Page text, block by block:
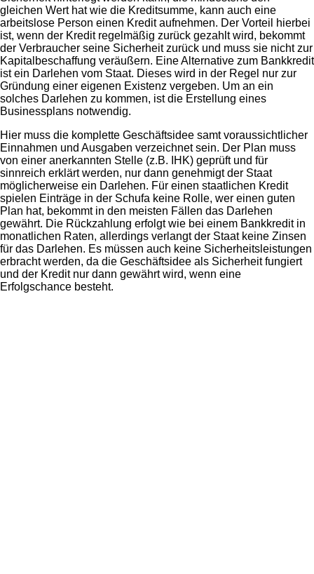
gleichen Wert hat wie die Kreditsumme, kann auch eine
arbeitslose Person einen Kredit aufnehmen. Der Vorteil hierbei
ist, wenn der Kredit regelmäßig zurück gezahlt wird, bekommt
der Verbraucher seine Sicherheit zurück und muss sie nicht zur
Kapitalbeschaffung veräußern. Eine Alternative zum Bankkredit
ist ein Darlehen vom Staat. Dieses wird in der Regel nur zur
Gründung einer eigenen Existenz vergeben. Um an ein
solches Darlehen zu kommen, ist die Erstellung eines
Businessplans notwendig.
Hier muss die komplette Geschäftsidee samt voraussichtlicher
Einnahmen und Ausgaben verzeichnet sein. Der Plan muss
von einer anerkannten Stelle (z.B. IHK) geprüft und für
sinnreich erklärt werden, nur dann genehmigt der Staat
möglicherweise ein Darlehen. Für einen staatlichen Kredit
spielen Einträge in der Schufa keine Rolle, wer einen guten
Plan hat, bekommt in den meisten Fällen das Darlehen
gewährt. Die Rückzahlung erfolgt wie bei einem Bankkredit in
monatlichen Raten, allerdings verlangt der Staat keine Zinsen
für das Darlehen. Es müssen auch keine Sicherheitsleistungen
erbracht werden, da die Geschäftsidee als Sicherheit fungiert
und der Kredit nur dann gewährt wird, wenn eine
Erfolgschance besteht.